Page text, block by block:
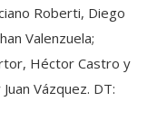
Roberti, Diego
Valenzuela;
Héctor Castro y
Vázquez. DT: